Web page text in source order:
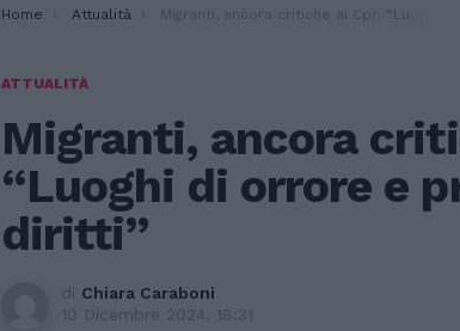
You are here:
Home Attualità Migranti, ancora critiche ai Cpr: “Luoghi di orrore e privazione dei diritti”
ATTUALITÀ
Migranti, ancora
“Luoghi di orrore e
diritti”
di Chiara Caraboni
10 Dicembre 2024, 18:31